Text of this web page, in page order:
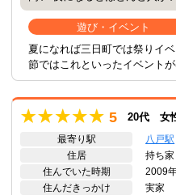
遊び・イベント
夏になれば三日町では祭りイ
節ではこれといったイベント
5 20代 女
最寄り駅
八戸駅
住居
持ち家
住んでいた時期
2009
住んだきっかけ
実家